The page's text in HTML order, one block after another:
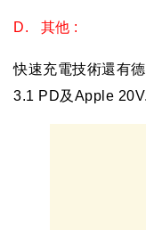
D. 其他 :
快速充電技術還有
3.1 PD及Apple